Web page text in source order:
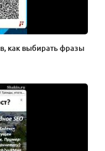
как выбирать фразы